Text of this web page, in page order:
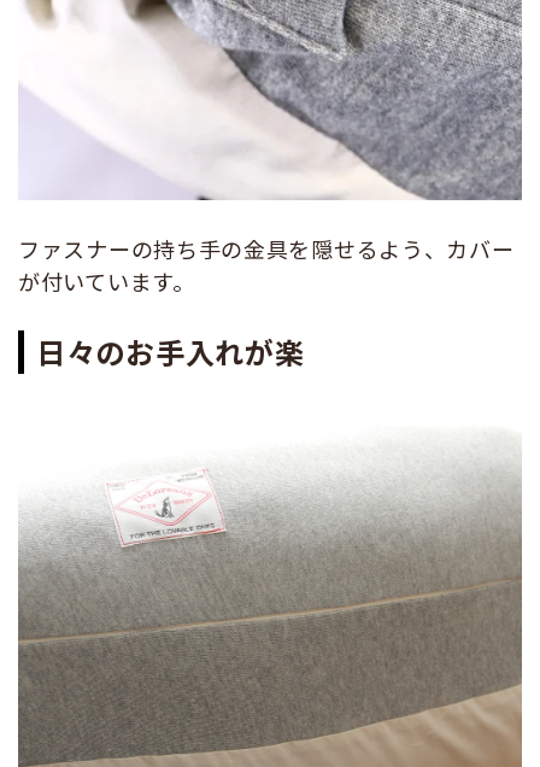
ファスナーの持ち手の金具を隠せるよう、カバー
が付いています。
日々のお手入れが楽